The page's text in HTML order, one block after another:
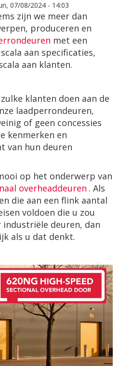
07/08/2024 - 14:03
zijn we meer dan
produceren en
met een
aan specificaties,
aan klanten.
klanten doen aan de
laadperrondeuren,
of geen concessies
kenmerken en
van hun deuren
op het onderwerp van
overheaddeuren . Als
die aan een flink aantal
voldoen die u zou
deuren, dan
als u dat denkt.